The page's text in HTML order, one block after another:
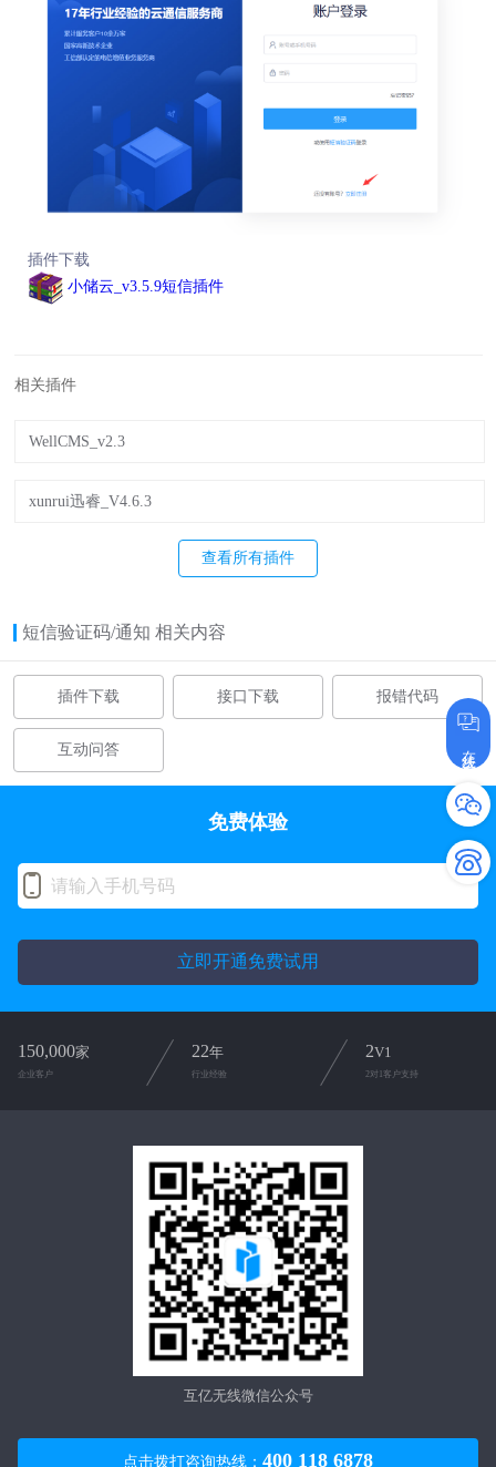
插件下载
小储云_v3.5.9短信插件
相关插件
WellCMS_v2.3
xunrui迅睿_V4.6.3
查看所有插件
短信验证码/通知 相关内容
插件下载 接口下载 报错代码
互动问答 在线咨询
免费体验
立即开通免费试用
150,000家
企业客户
22年
行业经验
2V1
2对1客户支持
互亿无线微信公众号
点击拨打咨询热线： 400 118 6878现在有优惠活动么？